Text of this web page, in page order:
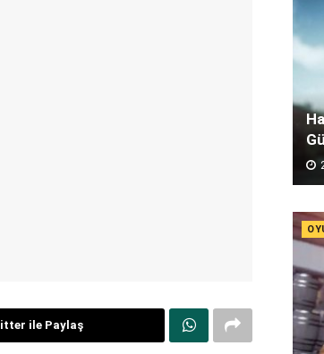
ile Paylaş